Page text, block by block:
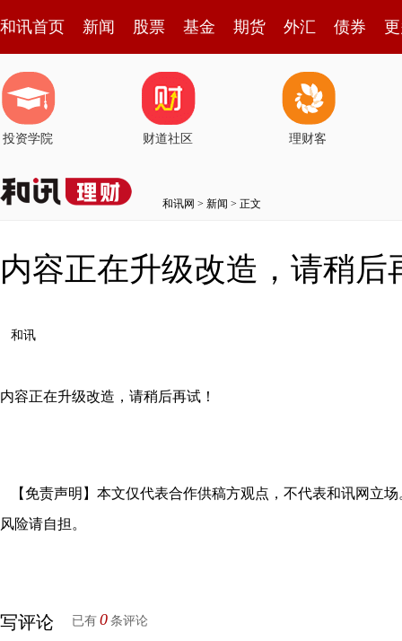
和讯首页 新闻 股票 基金 期货 外汇 债券
投资学院 财道社区 理财客
和讯网 > 新闻 > 正文
内容正在升级改造，请稍后
和讯
内容正在升级改造，请稍后再试！
【免责声明】本文仅代表合作供稿方观点，不代表和讯网立
风险请自担。
写评论 已有 0 条评论